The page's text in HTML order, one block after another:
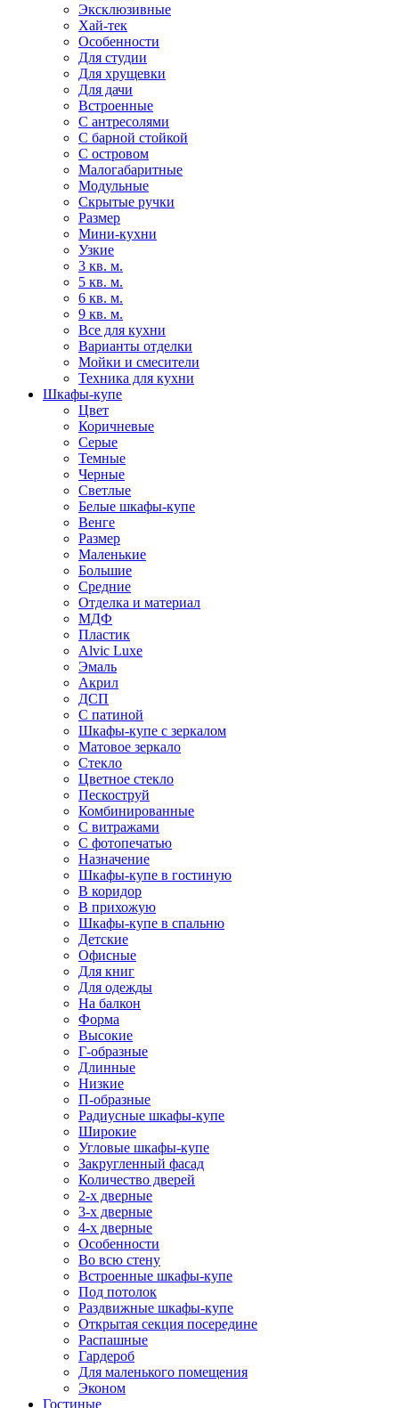
Эксклюзивные
Хай-тек
Особенности
Для студии
Для хрущевки
Для дачи
Встроенные
С антресолями
С барной стойкой
С островом
Малогабаритные
Модульные
Скрытые ручки
Размер
Мини-кухни
Узкие
3 кв. м.
5 кв. м.
6 кв. м.
9 кв. м.
Все для кухни
Варианты отделки
Мойки и смесители
Техника для кухни
Шкафы-купе
Цвет
Коричневые
Серые
Темные
Черные
Светлые
Белые шкафы-купе
Венге
Размер
Маленькие
Большие
Средние
Отделка и материал
МДФ
Пластик
Alvic Luxe
Эмаль
Акрил
ДСП
С патиной
Шкафы-купе с зеркалом
Матовое зеркало
Стекло
Цветное стекло
Пескоструй
Комбинированные
С витражами
С фотопечатью
Назначение
Шкафы-купе в гостиную
В коридор
В прихожую
Шкафы-купе в спальню
Детские
Офисные
Для книг
Для одежды
На балкон
Форма
Высокие
Г-образные
Длинные
Низкие
П-образные
Радиусные шкафы-купе
Широкие
Угловые шкафы-купе
Закругленный фасад
Количество дверей
2-х дверные
3-х дверные
4-х дверные
Особенности
Во всю стену
Встроенные шкафы-купе
Под потолок
Раздвижные шкафы-купе
Открытая секция посередине
Распашные
Гардероб
Для маленького помещения
Эконом
Гостиные